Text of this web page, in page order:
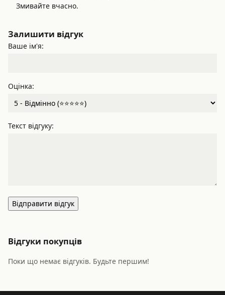
Змивайте вчасно.
Залишити відгук
Ваше ім'я:
Оцінка:
Текст відгуку:
Відправити відгук
Відгуки покупців
Поки що немає відгуків. Будьте першим!